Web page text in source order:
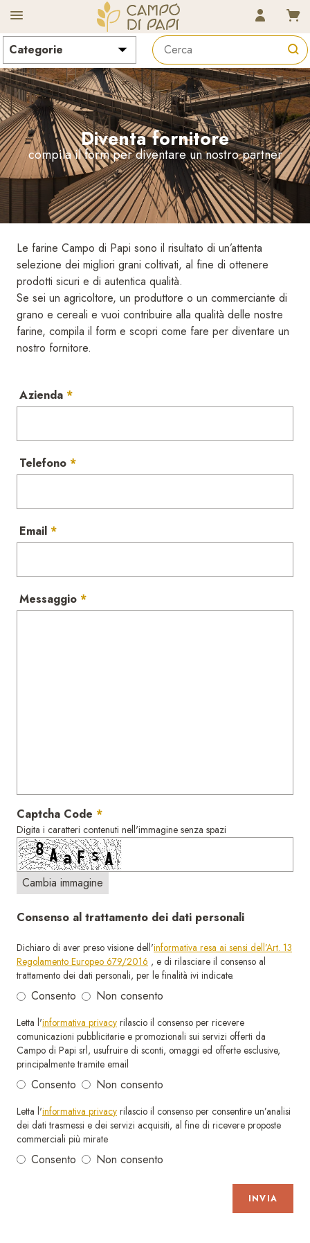
Diventa fornitore
compila il form per diventare un nostro partner
Le farine Campo di Papi sono il risultato di un’attenta
selezione dei migliori grani coltivati, al fine di ottenere
prodotti sicuri e di autentica qualità.
Se sei un agricoltore, un produttore o un commerciante di
grano e cereali e vuoi contribuire alla qualità delle nostre
farine, compila il form e scopri come fare per diventare un
nostro fornitore.
Azienda
Telefono
Email
Messaggio
Captcha Code
Digita i caratteri contenuti nell'immagine senza spazi
Cambia immagine
Consenso al trattamento dei dati personali
Dichiaro di aver preso visione dell'informativa resa ai sensi dell’Art. 13
Regolamento Europeo 679/2016 , e di rilasciare il consenso al
trattamento dei dati personali, per le finalità ivi indicate.
Consento Non consento
Letta l'informativa privacy rilascio il consenso per ricevere
comunicazioni pubblicitarie e promozionali sui servizi offerti da
Campo di Papi srl, usufruire di sconti, omaggi ed offerte esclusive,
principalmente tramite email
Consento Non consento
Letta l'informativa privacy rilascio il consenso per consentire un’analisi
dei dati trasmessi e dei servizi acquisiti, al fine di ricevere proposte
commerciali più mirate
Consento Non consento